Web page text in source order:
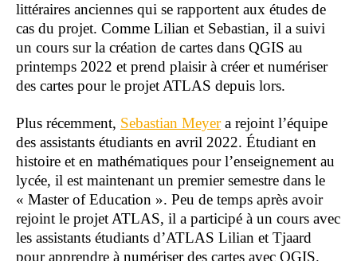
littéraires anciennes qui se rapportent aux études de
cas du projet. Comme Lilian et Sebastian, il a suivi
un cours sur la création de cartes dans QGIS au
printemps 2022 et prend plaisir à créer et numériser
des cartes pour le projet ATLAS depuis lors.
Plus récemment, Sebastian Meyera rejoint l’équipe
des assistants étudiants en avril 2022. Étudiant en
histoire et en mathématiques pour l’enseignement au
lycée, il est maintenant un premier semestre dans le
« Master of Education ». Peu de temps après avoir
rejoint le projet ATLAS, il a participé à un cours avec
les assistants étudiants d’ATLAS Lilian et Tjaard
pour apprendre à numériser des cartes avec QGIS.